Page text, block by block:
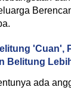
'Cuan',
Belitung
ada